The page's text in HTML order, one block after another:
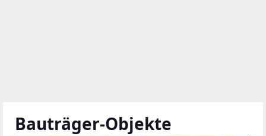
Bauträger-Objekte